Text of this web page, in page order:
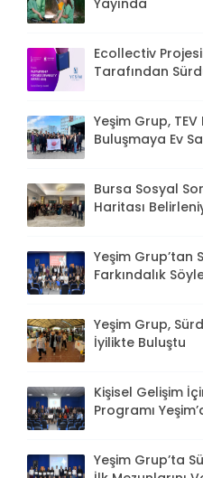
Ecollectiv
Tarafından
Yeşim Grup,
Buluşmaya Ev
Bursa Sosyal
Haritası
Yeşim Grup’tan
Farkındalık
Yeşim Grup,
İyilikte Buluştu
Kişisel Gelişim
Programı
Yeşim Grup’ta